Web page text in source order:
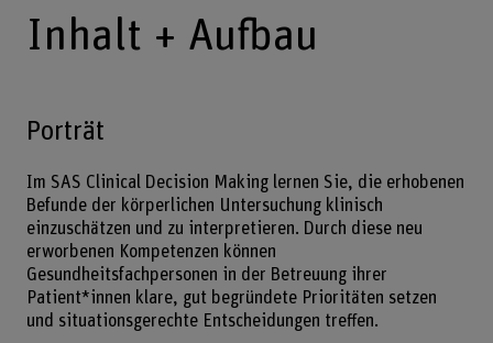
Inhalt + Aufbau
Porträt
Im SAS Clinical Decision Making lernen Sie, die erhobenen
Befunde der körperlichen Untersuchung klinisch
einzuschätzen und zu interpretieren. Durch diese neu
erworbenen Kompetenzen können
Gesundheitsfachpersonen in der Betreuung ihrer
Patient*innen klare, gut begründete Prioritäten setzen
und situationsgerechte Entscheidungen treffen.